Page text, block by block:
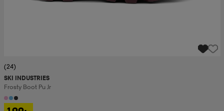
(24)
SKI INDUSTRIES
Frosty Boot Pu Jr